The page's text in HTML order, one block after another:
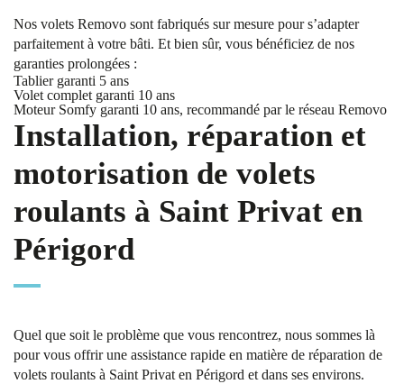
Nos volets Removo sont fabriqués sur mesure pour s’adapter
parfaitement à votre bâti. Et bien sûr, vous bénéficiez de nos
garanties prolongées :
Tablier garanti 5 ans
Volet complet garanti 10 ans
Moteur Somfy garanti 10 ans, recommandé par le réseau Removo
Installation, réparation et
motorisation de volets
roulants à Saint Privat en
Périgord
Quel que soit le problème que vous rencontrez, nous sommes là
pour vous offrir une assistance rapide en matière de réparation de
volets roulants à Saint Privat en Périgord et dans ses environs.